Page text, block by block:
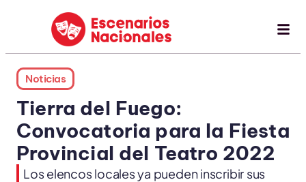
Noticias
Tierra del Fuego:
Convocatoria para la Fiesta
Provincial del Teatro 2022
Los elencos locales ya pueden inscribir sus